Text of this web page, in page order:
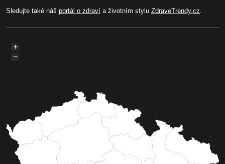
Sledujte také náš portál o zdraví a životním stylu ZdraveTrendy.cz
+
−